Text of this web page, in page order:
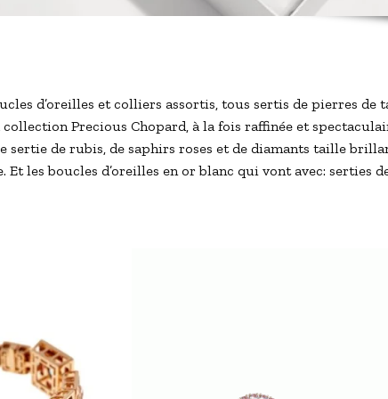
d’oreilles et colliers assortis, tous sertis de pierres de
Precious Chopard, à la fois raffinée et
sertie de rubis, de saphirs roses et de diamants taille
Et les boucles d’oreilles en or blanc qui vont avec: serties